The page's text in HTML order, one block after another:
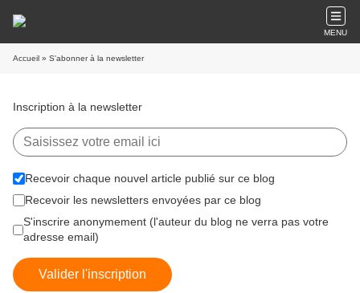
MENU
Accueil » S'abonner à la newsletter
Inscription à la newsletter
Recevoir chaque nouvel article publié sur ce blog
Recevoir les newsletters envoyées par ce blog
S'inscrire anonymement (l'auteur du blog ne verra pas votre
adresse email)
Valider l'inscription